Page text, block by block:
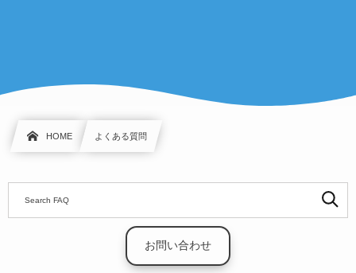
HOME よくある質問
お問い合わせ